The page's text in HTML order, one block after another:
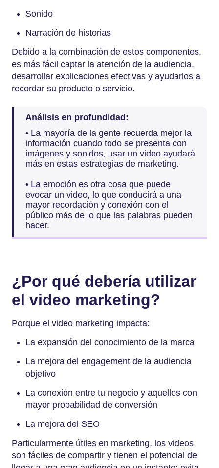
Sonido
Narración de historias
Debido a la combinación de estos componentes,
es más fácil captar la atención de la audiencia,
desarrollar explicaciones efectivas y ayudarlos a
recordar su producto o servicio.
Análisis en profundidad:
• La mayoría de la gente recuerda mejor la
información cuando todo se presenta con
imágenes y sonidos, usar un video ayudará
más en estas estrategias de marketing.
• La emoción es otra cosa que puede
evocar un video, lo que conducirá a una
mayor recordación y conexión con el
público más de lo que las palabras pueden
hacer.
¿Por qué debería utilizar
el video marketing?
Porque el video marketing impacta:
La expansión del conocimiento de la marca
La mejora del engagement de la audiencia
objetivo
La conexión entre tu negocio y aquellos con
mayor probabilidad de conversión
La mejora del SEO
Particularmente útiles en marketing, los videos
son fáciles de compartir y tienen el potencial de